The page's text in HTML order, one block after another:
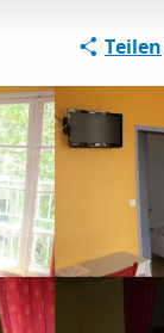
Teilen